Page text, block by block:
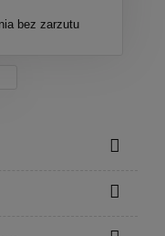
bez zarzutu